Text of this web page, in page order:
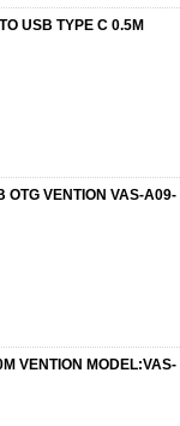
USB TYPE C 0.5M
OTG VENTION VAS-A09-
VENTION MODEL:VAS-